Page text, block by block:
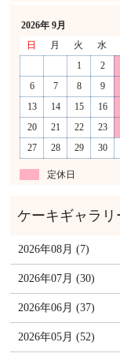
2026年 9月
日
月 火 水
1
2
6
7 8 9
13
14 15 16
20
21 22 23
27
28 29 30
定休日
2026年08月 (7)
2026年07月 (30)
2026年06月 (37)
2026年05月 (52)